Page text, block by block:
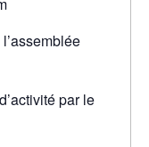
par le